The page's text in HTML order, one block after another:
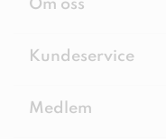
Om oss
Kundeservice
Medlem